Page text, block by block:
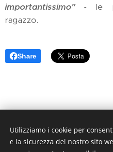
importantissimo"- le
ragazzo.
Share
Arancione Magazine -
Reg. Trib. di Pistoia N. 1 /
Utilizziamo i cookie per
e la sicurezza del nostro sito